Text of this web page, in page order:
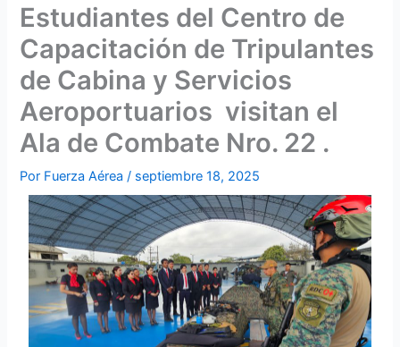
Estudiantes del Centro de
Capacitación de Tripulantes
de Cabina y Servicios
Aeroportuarios visitan el
Ala de Combate Nro. 22 .
Por Fuerza Aérea/ septiembre 18, 2025